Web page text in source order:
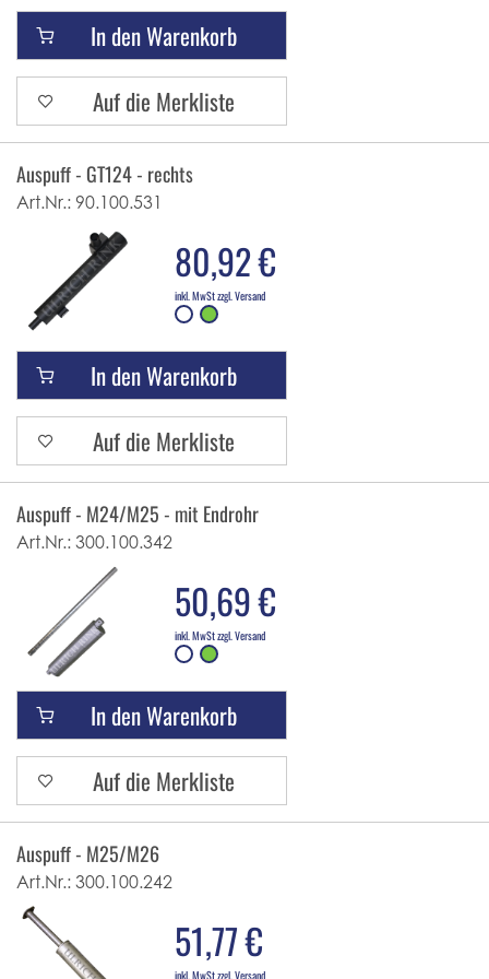
In den Warenkorb
Auf die Merkliste
Auspuff - GT124 - rechts
Art.Nr.: 90.100.531
80,92 €
inkl. MwSt zzgl. Versand
In den Warenkorb
Auf die Merkliste
Auspuff - M24/M25 - mit Endrohr
Art.Nr.: 300.100.342
50,69 €
inkl. MwSt zzgl. Versand
In den Warenkorb
Auf die Merkliste
Auspuff - M25/M26
Art.Nr.: 300.100.242
51,77 €
inkl. MwSt zzgl. Versand